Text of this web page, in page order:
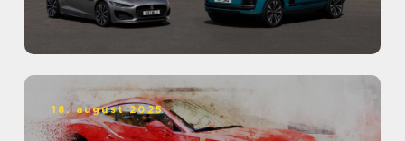
18. august 2025